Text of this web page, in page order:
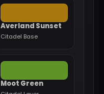
Averland Sunset
Citadel Base
Moot Green